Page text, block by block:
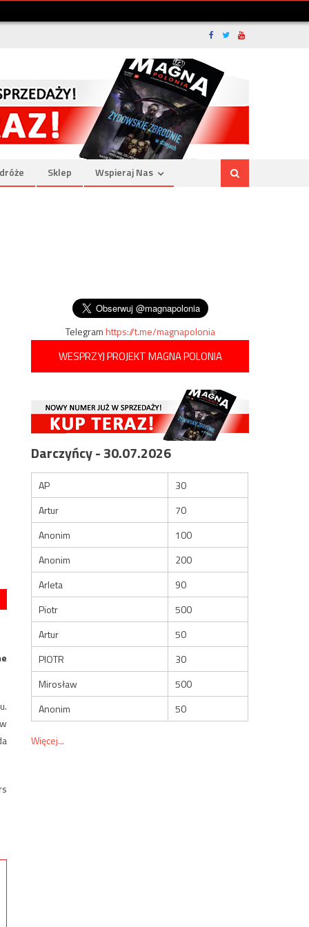
Sklep Wspieraj Nas
Telegramhttps://t.me/magnapolonia
WESPRZYJ PROJEKT MAGNA POLONIA
Darczyńcy - 30.07.2026
AP
30
Artur
70
Anonim
100
Anonim
200
Arleta
90
Piotr
500
Artur
50
PIOTR
30
Mirosław
500
Anonim
50
Więcej...